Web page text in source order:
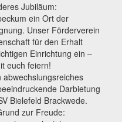
Jubiläum:
ein Ort der
Unser Förderverein
für den Erhalt
Einrichtung ein –
euch feiern!
Darbietung
Bielefeld Brackwede.
zur Freude: